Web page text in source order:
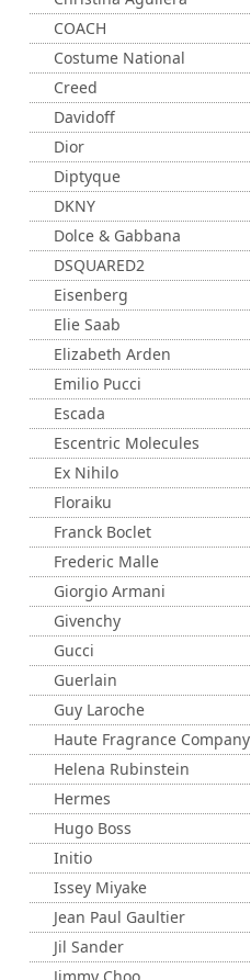
COACH
Costume National
Creed
Davidoff
Dior
Diptyque
DKNY
Dolce & Gabbana
DSQUARED2
Eisenberg
Elie Saab
Elizabeth Arden
Emilio Pucci
Escada
Escentric Molecules
Ex Nihilo
Floraiku
Franck Boclet
Frederic Malle
Giorgio Armani
Givenchy
Gucci
Guerlain
Guy Laroche
Haute Fragrance Company
Helena Rubinstein
Hermes
Hugo Boss
Initio
Issey Miyake
Jean Paul Gaultier
Jil Sander